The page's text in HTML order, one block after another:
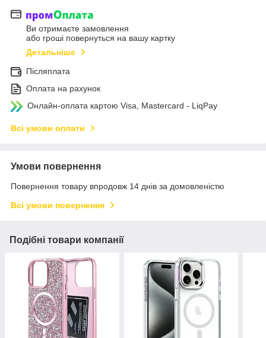
Ви отримаєте замовлення
або гроші повернуться на вашу картку
Детальніше
Післяплата
Оплата на рахунок
Онлайн-оплата картою Visa, Mastercard - LiqPay
Всі умови оплати
Умови повернення
Повернення товару впродовж 14 днів за домовленістю
Всі умови повернення
Подібні товари компанії